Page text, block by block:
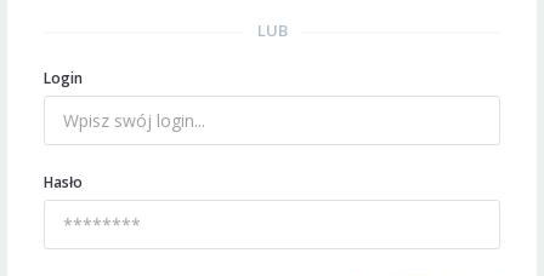
LUB
Login
Hasło